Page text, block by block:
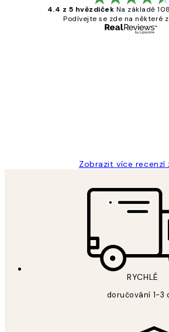
4.4 z 5 hvězdiček Na základě
Podívejte se zde na některé
Zobrazit více recenzí
RYCHLÉ
doručování 1-3